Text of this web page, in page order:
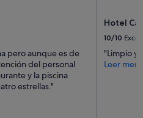
pero aunque es de
del personal
y la piscina
estrellas."
Hotel
10/10
"Limpio y
Leer